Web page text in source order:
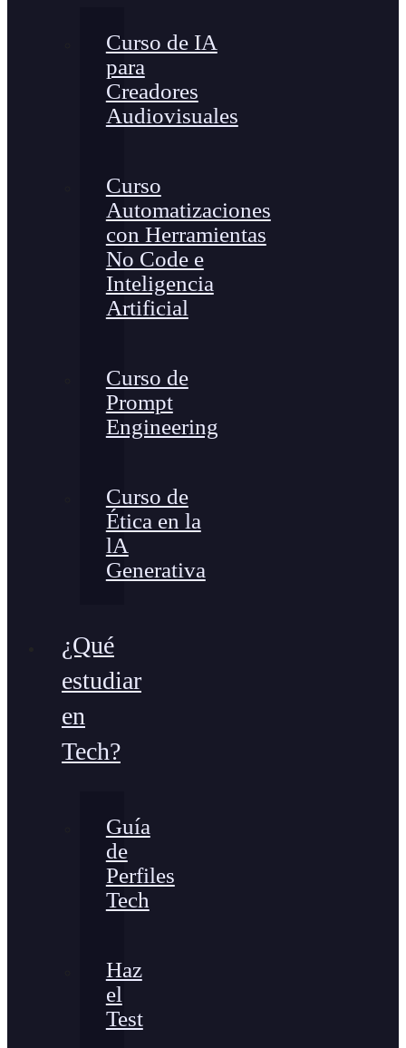
Curso de IA
para
Creadores
Audiovisuales
Curso
Automatizaciones
con Herramientas
No Code e
Inteligencia
Artificial
Curso de
Prompt
Engineering
Curso de
Ética en la
lA
Generativa
¿Qué
estudiar
en
Tech?
Guía
de
Perfiles
Tech
Haz
el
Test